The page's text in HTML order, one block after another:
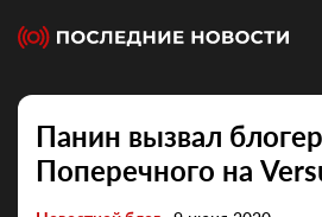
Панин вызвал
Поперечного на